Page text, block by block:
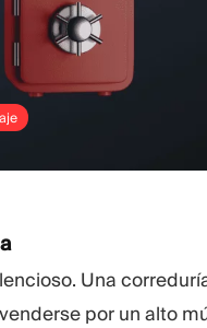
Una
por un alto